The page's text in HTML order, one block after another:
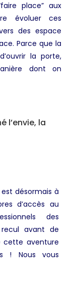
place” aux
évoluer ces
des espace
Parce que la
la porte,
dont on
l’envie, la
est désormais à
d’accès au
des
avant de
cette aventure
! Nous vous